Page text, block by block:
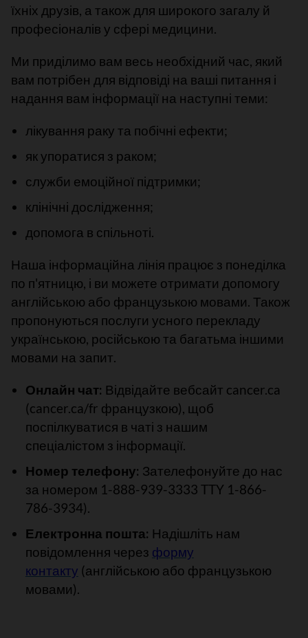
їхніх друзів, а також для широкого загалу й
професіоналів у сфері медицини.
Ми приділимо вам весь необхідний час, який
вам потрібен для відповіді на ваші питання і
надання вам інформації на наступні теми:
лікування раку та побічні ефекти;
як упоратися з раком;
служби емоційної підтримки;
клінічні дослідження;
допомога в спільноті.
Наша інформаційна лінія працює з понеділка
по п'ятницю, і ви можете отримати допомогу
англійською або французькою мовами. Також
пропонуються послуги усного перекладу
українською, російською та багатьма іншими
мовами на запит.
Онлайн чат: Відвідайте вебсайт cancer.ca
(cancer.ca/fr французкою), щоб
поспілкуватися в чаті з нашим
спеціалістом з інформації.
Номер телефону: Зателефонуйте до нас
за номером 1-888-939-3333 TTY 1-866-
786-3934).
Електронна пошта: Надішліть нам
повідомлення через форму
контакту (англійською або французькою
мовами).